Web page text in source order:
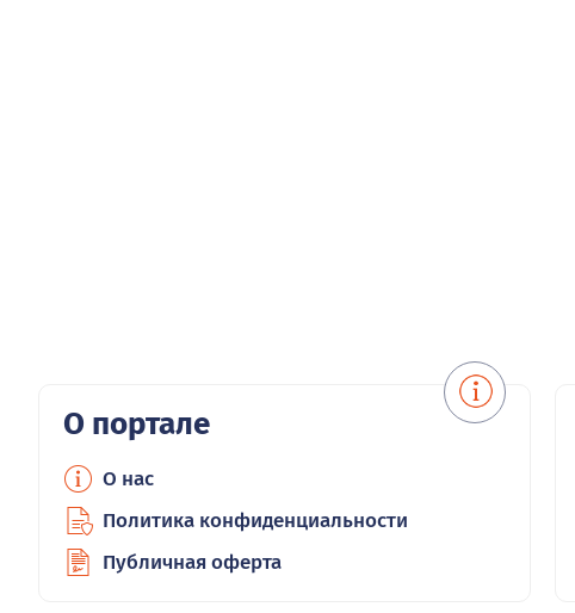
О портале
О нас
Политика конфиденциальности
Публичная оферта